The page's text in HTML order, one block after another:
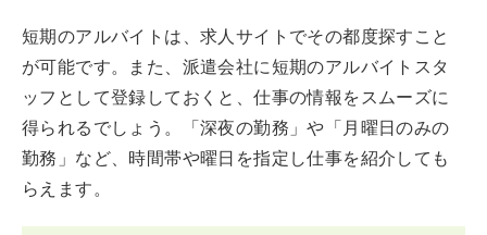
短期のアルバイトは、求人サイトでその都度探すこと
が可能です。また、派遣会社に短期のアルバイトスタ
ッフとして登録しておくと、仕事の情報をスムーズに
得られるでしょう。「深夜の勤務」や「月曜日のみの
勤務」など、時間帯や曜日を指定し仕事を紹介しても
らえます。